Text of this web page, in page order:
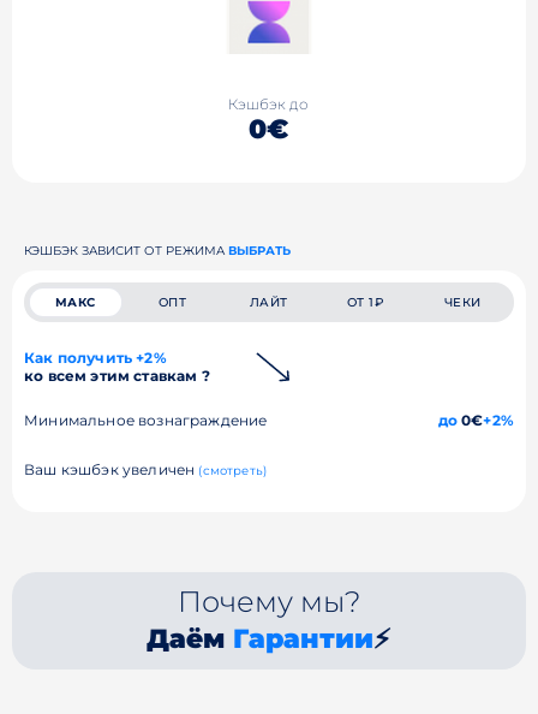
Кэшбэк до
0€
КЭШБЭК ЗАВИСИТ ОТ РЕЖИМА ВЫБРАТЬ
МАКС ОПТ ЛАЙТ ОТ 1₽ ЧЕКИ
Как получить +2%
ко всем этим ставкам ?
Минимальное вознаграждение до0€+2%
Ваш кэшбэк увеличен (смотреть)
Почему мы?
Даём Гарантии⚡